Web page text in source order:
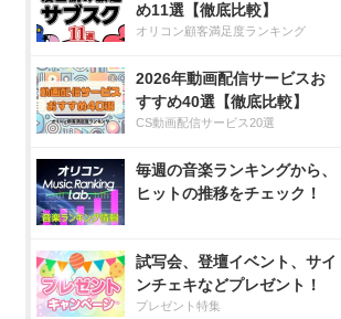
め11選【徹底比較】
オリコン顧客満足度ランキング
2026年動画配信サービスお
すすめ40選【徹底比較】
CS動画配信サービス20選
毎週の音楽ランキングから、
ヒットの推移をチェック！
試写会、登壇イベント、サイ
ンチェキなどプレゼント！
プレゼント特集